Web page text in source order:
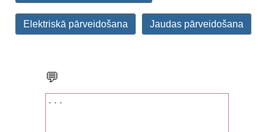
Elektriskā pārveidošana Jaudas pārveidošana
💬